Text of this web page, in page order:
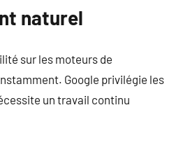
naturel
sur les moteurs de
Google privilégie les
un travail continu